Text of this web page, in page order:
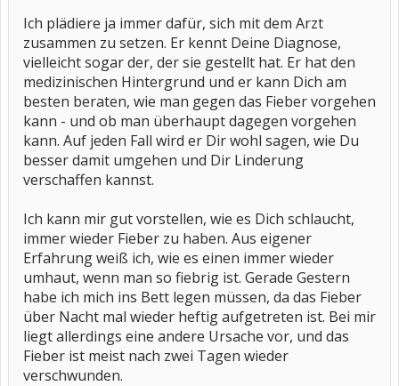
Ich plädiere ja immer dafür, sich mit dem Arzt
zusammen zu setzen. Er kennt Deine Diagnose,
vielleicht sogar der, der sie gestellt hat. Er hat den
medizinischen Hintergrund und er kann Dich am
besten beraten, wie man gegen das Fieber vorgehen
kann - und ob man überhaupt dagegen vorgehen
kann. Auf jeden Fall wird er Dir wohl sagen, wie Du
besser damit umgehen und Dir Linderung
verschaffen kannst.
Ich kann mir gut vorstellen, wie es Dich schlaucht,
immer wieder Fieber zu haben. Aus eigener
Erfahrung weiß ich, wie es einen immer wieder
umhaut, wenn man so fiebrig ist. Gerade Gestern
habe ich mich ins Bett legen müssen, da das Fieber
über Nacht mal wieder heftig aufgetreten ist. Bei mir
liegt allerdings eine andere Ursache vor, und das
Fieber ist meist nach zwei Tagen wieder
verschwunden.